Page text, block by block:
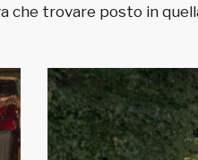
che trovare posto in